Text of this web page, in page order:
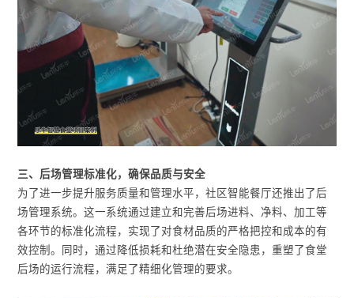
三、后场管理标准化，确保品质与安全
为了进一步提升服务质量和管理水平，社区智能餐厅还推出了后
场管理系统。这一系统通过建立和完善后场进料、净料、加工等
各环节的标准化流程，实现了对食材品质的严格把控和成本的有
效控制。同时，通过降低损耗和杜绝潜在安全隐患，重塑了食堂
后场的运行流程，满足了精细化管理的要求。